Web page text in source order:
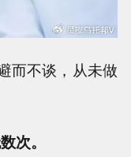
而不谈，从未做
次。